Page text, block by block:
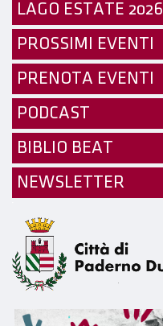
LAGO ESTATE 2026
PROSSIMI EVENTI
PRENOTA EVENTI
PODCAST
BIBLIO BEAT
NEWSLETTER